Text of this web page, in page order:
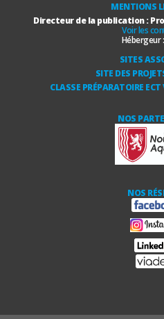
MENTIONS
Directeur de la publication :
Voir les
Hébergeur :
SITES
SITE DES
CLASSE PRÉPARATOIRE
NOS
NOS